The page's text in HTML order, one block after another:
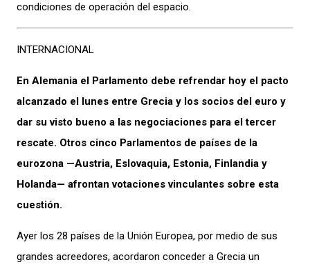
condiciones de operación del espacio.
INTERNACIONAL
En Alemania el Parlamento debe refrendar hoy el pacto
alcanzado el lunes entre Grecia y los socios del euro y
dar su visto bueno a las negociaciones para el tercer
rescate. Otros cinco Parlamentos de países de la
eurozona —Austria, Eslovaquia, Estonia, Finlandia y
Holanda— afrontan votaciones vinculantes sobre esta
cuestión.
Ayer los 28 países de la Unión Europea, por medio de sus
grandes acreedores, acordaron conceder a Grecia un